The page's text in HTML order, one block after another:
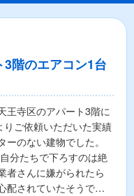
3階のエアコン1台
王寺区のアパート3階に
りご依頼いただいた実績
ーのない建物でした。
分たちで下ろすのは絶
者さんに嫌がられたら
配されていたそうで